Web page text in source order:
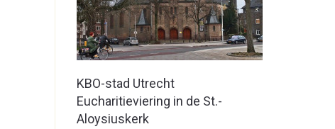
KBO-stad Utrecht
Eucharitieviering in de St.-
Aloysiuskerk